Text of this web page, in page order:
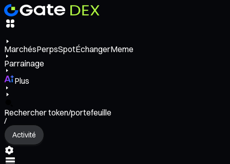
MarchésPerpsSpotÉchangerMeme
Parrainage
Plus
Rechercher token/portefeuille
/
Activité